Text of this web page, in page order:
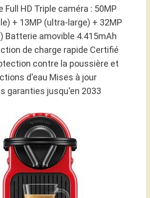
Full HD Triple caméra : 50MP
+ 13MP (ultra-large) + 32MP
Batterie amovible 4.415mAh
de charge rapide Certifié
contre la poussière et
d'eau Mises à jour
garanties jusqu'en 2033